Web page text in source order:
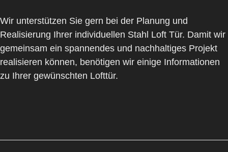
Wir unterstützen Sie gern bei der Planung und
Realisierung Ihrer individuellen Stahl Loft Tür. Damit wir
gemeinsam ein spannendes und nachhaltiges Projekt
realisieren können, benötigen wir einige Informationen
zu Ihrer gewünschten Lofttür.